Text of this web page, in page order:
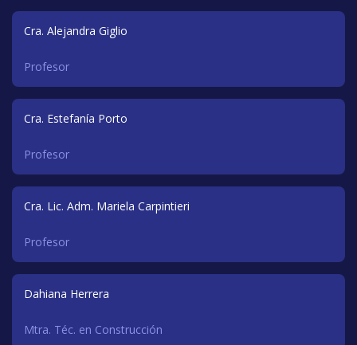
Cra. Alejandra Giglio
Profesor
Cra. Estefanía Porto
Profesor
Cra. Lic. Adm. Mariela Carpintieri
Profesor
Dahiana Herrera
Mtra. Téc. en Construcción